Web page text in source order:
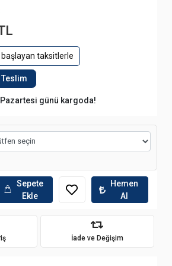
taksitlerle
günü kargoda!
Sepete
Ekle
Hemen
Al
İade ve Değişim